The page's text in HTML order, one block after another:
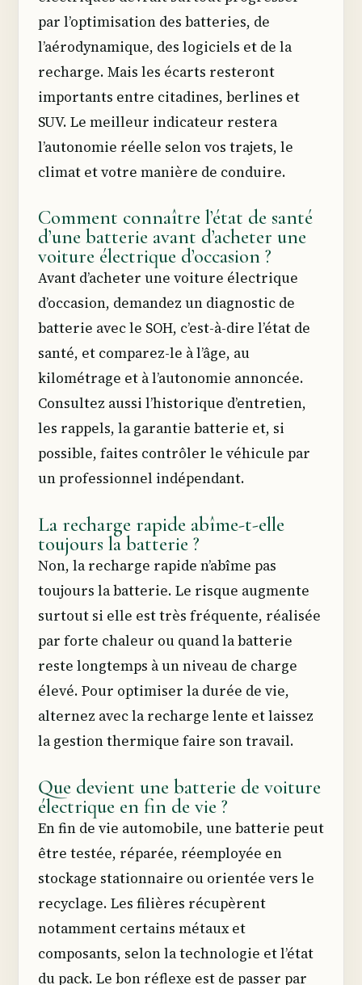
par l’optimisation des batteries, de
l’aérodynamique, des logiciels et de la
recharge. Mais les écarts resteront
importants entre citadines, berlines et
SUV. Le meilleur indicateur restera
l’autonomie réelle selon vos trajets, le
climat et votre manière de conduire.
Comment connaître l’état de santé
d’une batterie avant d’acheter une
voiture électrique d’occasion ?
Avant d’acheter une voiture électrique
d’occasion, demandez un diagnostic de
batterie avec le SOH, c’est-à-dire l’état de
santé, et comparez-le à l’âge, au
kilométrage et à l’autonomie annoncée.
Consultez aussi l’historique d’entretien,
les rappels, la garantie batterie et, si
possible, faites contrôler le véhicule par
un professionnel indépendant.
La recharge rapide abîme-t-elle
toujours la batterie ?
Non, la recharge rapide n’abîme pas
toujours la batterie. Le risque augmente
surtout si elle est très fréquente, réalisée
par forte chaleur ou quand la batterie
reste longtemps à un niveau de charge
élevé. Pour optimiser la durée de vie,
alternez avec la recharge lente et laissez
la gestion thermique faire son travail.
Que devient une batterie de voiture
électrique en fin de vie ?
En fin de vie automobile, une batterie peut
être testée, réparée, réemployée en
stockage stationnaire ou orientée vers le
recyclage. Les filières récupèrent
notamment certains métaux et
composants, selon la technologie et l’état
du pack. Le bon réflexe est de passer par